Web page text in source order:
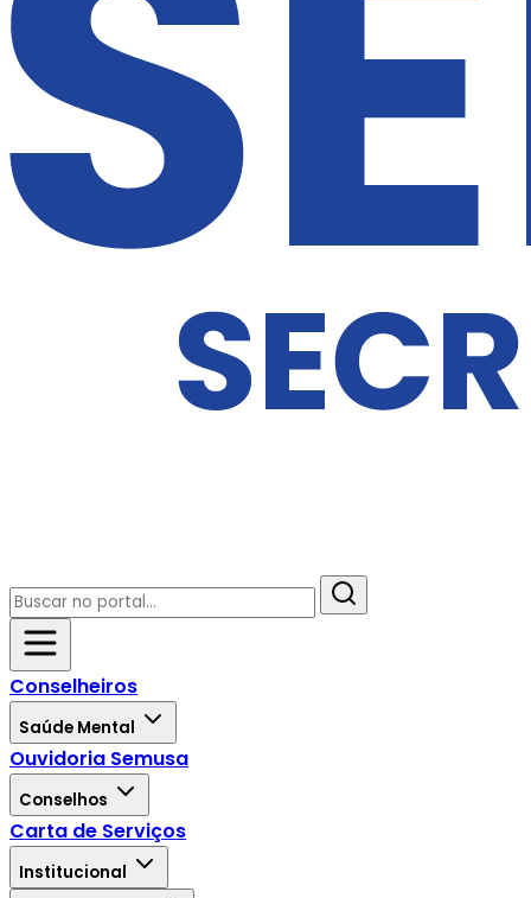
Conselheiros
Saúde Mental
Ouvidoria Semusa
Conselhos
Carta de Serviços
Institucional